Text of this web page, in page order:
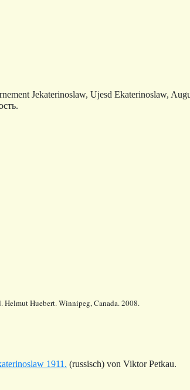
Jekaterinoslaw, Ujesd Ekaterinoslaw,
Helmut Huebert. Winnipeg, Canada. 2008.
1911. (russisch) von Viktor Petkau.